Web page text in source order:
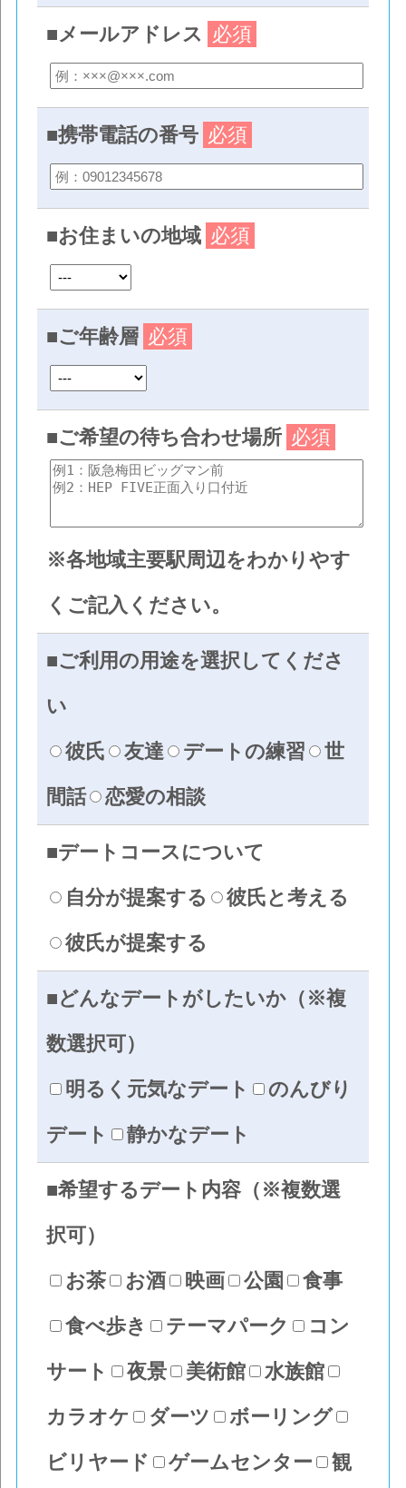
■メールアドレス 必須
■携帯電話の番号 必須
■お住まいの地域 必須
■ご年齢層 必須
■ご希望の待ち合わせ場所 必須
※各地域主要駅周辺をわかりやす
くご記入ください。
■ご利用の用途を選択してくださ
い
彼氏
友達 デートの練習
世
間話
恋愛の相談
■デートコースについて
自分が提案する
彼氏と考える
彼氏が提案する
■どんなデートがしたいか（※複
数選択可）
明るく元気なデート
のんびり
デート
静かなデート
■希望するデート内容（※複数選
択可）
お茶
お酒 映画 公園
食事
食べ歩き
テーマパーク
コン
サート
夜景 美術館
水族館
カラオケ
ダーツ
ボーリング
ビリヤード
ゲームセンター
観